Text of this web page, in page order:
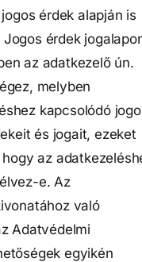
érdek alapján is
érdek
az adatkezelő ún.
melyben
kapcsolódó
és jogait, ezeket
az
e. Az
való
Adatvédelmi
egyikén